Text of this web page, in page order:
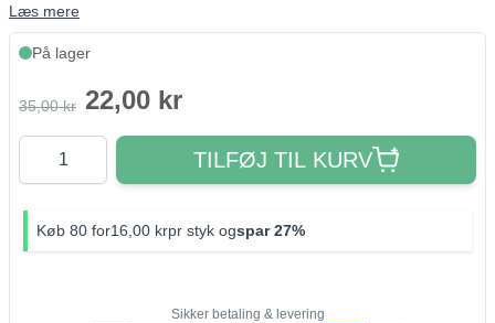
Læs mere
På lager
35,00 kr 22,00 kr
Antal
TILFØJ TIL KURV
Køb 80 for16,00 krpr styk ogspar27%
Sikker betaling & levering